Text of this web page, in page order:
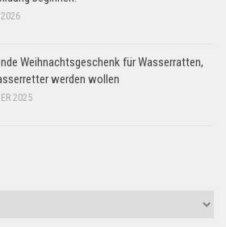
2026
Weihnachtsgeschenk für Wasserratten,
werden wollen
2025